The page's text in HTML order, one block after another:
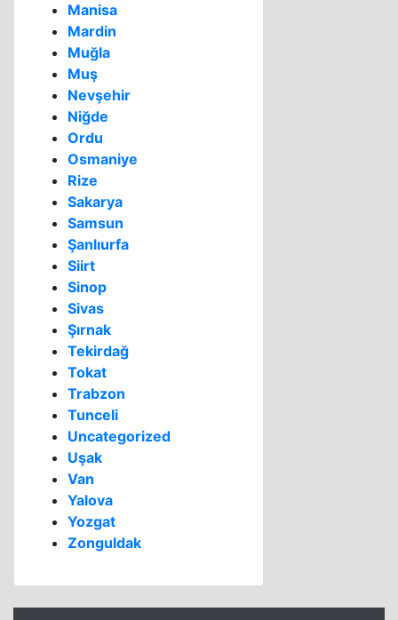
Manisa
Mardin
Muğla
Muş
Nevşehir
Niğde
Ordu
Osmaniye
Rize
Sakarya
Samsun
Şanlıurfa
Siirt
Sinop
Sivas
Şırnak
Tekirdağ
Tokat
Trabzon
Tunceli
Uncategorized
Uşak
Van
Yalova
Yozgat
Zonguldak